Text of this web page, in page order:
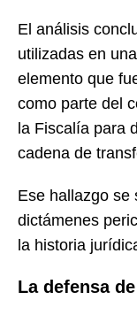
El análisis
utilizadas en
elemento que
como parte del
la Fiscalía para
cadena de
Ese hallazgo se
dictámenes
la historia
La defensa